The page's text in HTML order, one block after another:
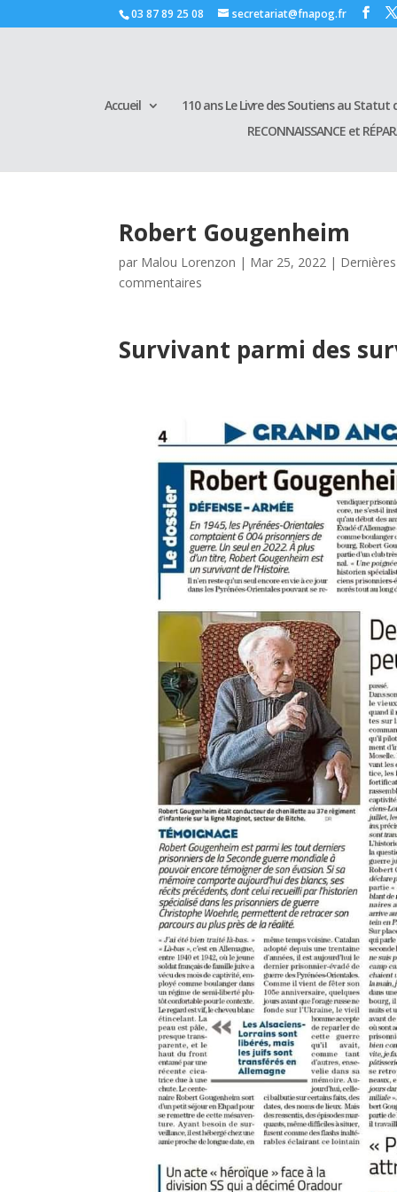
03 87 89 25 08 secretariat@fnapog.fr
Accueil 110 ans Le Livre des Soutiens au Statut
RECONNAISSANCE et
Robert Gougenheim
par Malou Lorenzon | Mar 25, 2022 |
commentaires
Survivant parmi des